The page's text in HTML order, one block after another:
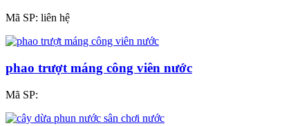
Mã SP: liên hệ
phao trượt máng công viên nước
Mã SP: